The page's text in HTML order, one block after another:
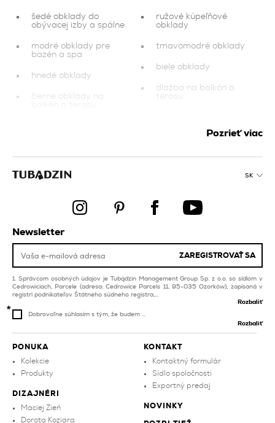
šedé obklady do
obývacej izby a spálne
modré obklady pre
bazén a spa
hnedé obklady
čierne obklady na
bazén a spa
bazén a spa
medené kúpeľňové
ružové kúpeľňové
obklady
tmavomodré obklady
biele obklady
dlažba na balkón a
terasu
čierne obklady
oranžové obklady do
žlté obklady
hnedé obklady pre
bazén a spa
Pozrieť viac
SK
PONUKA
Kolekcie
Produkty
DIZAJNÉRI
Maciej Zień
Dorota Koziara
KONTAKT
Kontaktný formulár
Sídlo spoločnosti
Exportný predaj
NOVINKY
Newsletter
ZAREGISTROVAŤ SA
Správcom osobných údajov je Tubądzin Management Group Sp. z o.o. so sídlom v
Cedrowiciach, Parcele (adresa: Cedrowice Parcels 11, 95-035 Ozorków), zapísaná v
registri podnikateľov Štátneho súdneho registra,...
Rozbaliť
Dobrovoľne súhlasím s tým, že budem ...
Rozbaliť